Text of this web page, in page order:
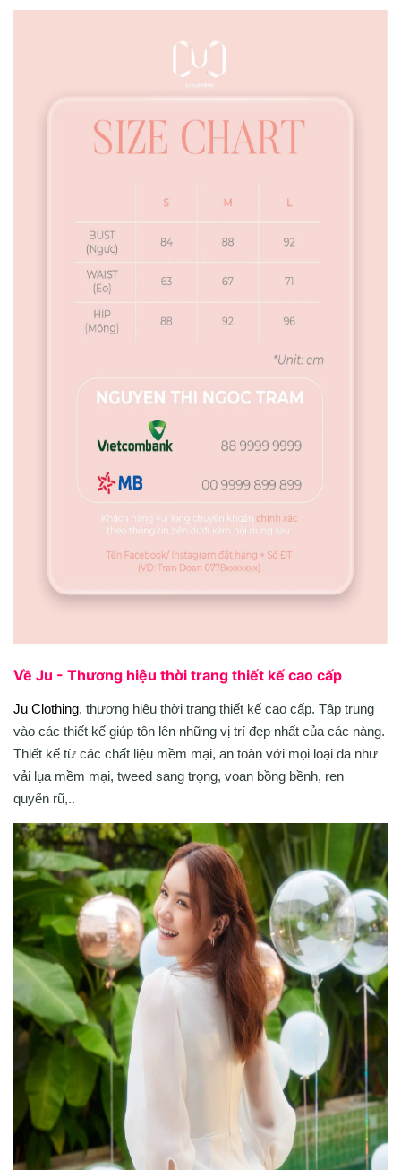
Về Ju - Thương hiệu thời trang thiết kế cao cấp
Ju Clothing, thương hiệu thời trang thiết kế cao cấp. Tập trung
vào các thiết kế giúp tôn lên những vị trí đẹp nhất của các nàng.
Thiết kế từ các chất liệu mềm mại, an toàn với mọi loại da như
vải lụa mềm mại, tweed sang trọng, voan bồng bềnh, ren
quyến rũ,..